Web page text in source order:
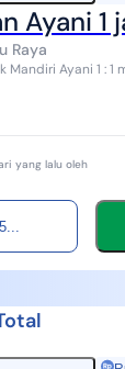
Ayani 1
Raya
Mandiri Ayani 1 : 1
yang lalu oleh